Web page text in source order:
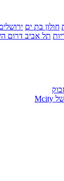
בת ים ירושלים פתח
אביבדרום השרון